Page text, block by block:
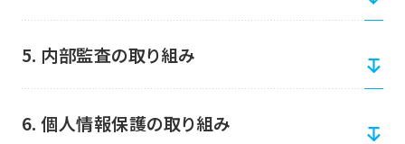
5. 内部監査の取り組み
6. 個人情報保護の取り組み